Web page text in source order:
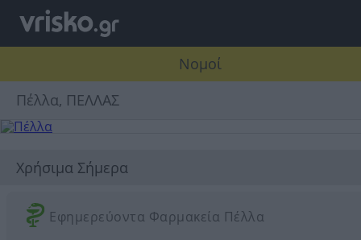
Νομοί
Πέλλα, ΠΕΛΛΑΣ
Χρήσιμα Σήμερα
Εφημερεύοντα Φαρμακεία Πέλλα